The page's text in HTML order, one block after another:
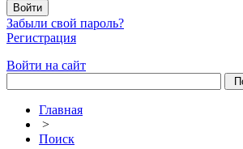
Забыли свой пароль?
Регистрация
Войти на сайт
Главная
>
Поиск